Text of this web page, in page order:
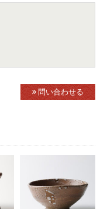
問い合わせる